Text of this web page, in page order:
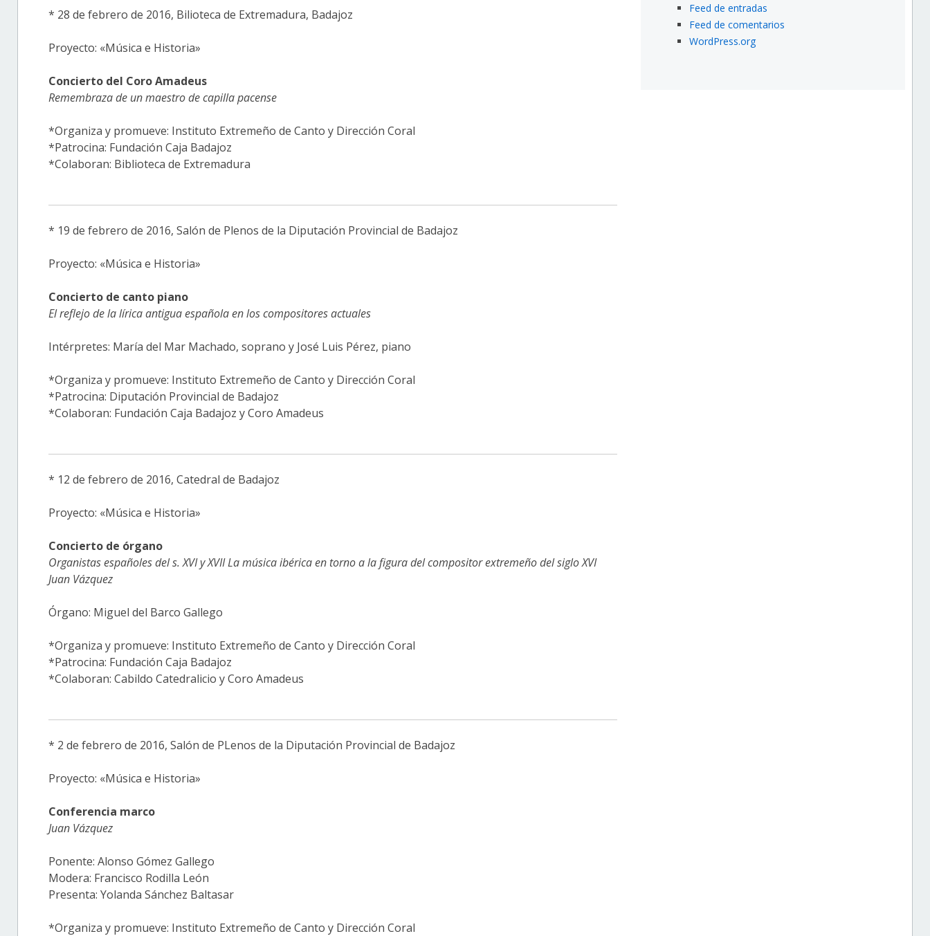
* 28 de febrero de 2016, Bilioteca de Extremadura, Badajoz
Proyecto: «Música e Historia»
Concierto del Coro Amadeus
Remembraza de un maestro de capilla pacense
*Organiza y promueve: Instituto Extremeño de Canto y Dirección Coral
*Patrocina: Fundación Caja Badajoz
*Colaboran: Biblioteca de Extremadura
* 19 de febrero de 2016, Salón de Plenos de la Diputación Provincial de Badajoz
Proyecto: «Música e Historia»
Concierto de canto piano
El reflejo de la lírica antigua española en los compositores actuales
Intérpretes: María del Mar Machado, soprano y José Luis Pérez, piano
*Organiza y promueve: Instituto Extremeño de Canto y Dirección Coral
*Patrocina: Diputación Provincial de Badajoz
*Colaboran: Fundación Caja Badajoz y Coro Amadeus
* 12 de febrero de 2016, Catedral de Badajoz
Proyecto: «Música e Historia»
Concierto de órgano
Organistas españoles del s. XVI y XVII La música ibérica en torno a la figura del compositor extremeño del siglo XVI
Juan Vázquez
Órgano: Miguel del Barco Gallego
*Organiza y promueve: Instituto Extremeño de Canto y Dirección Coral
*Patrocina: Fundación Caja Badajoz
*Colaboran: Cabildo Catedralicio y Coro Amadeus
* 2 de febrero de 2016, Salón de PLenos de la Diputación Provincial de Badajoz
Proyecto: «Música e Historia»
Conferencia marco
Juan Vázquez
Ponente: Alonso Gómez Gallego
Modera: Francisco Rodilla León
Presenta: Yolanda Sánchez Baltasar
*Organiza y promueve: Instituto Extremeño de Canto y Dirección Coral
Feed de entradas
Feed de comentarios
WordPress.org